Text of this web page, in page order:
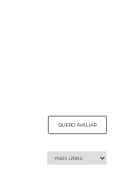
QUERO AVALIAR